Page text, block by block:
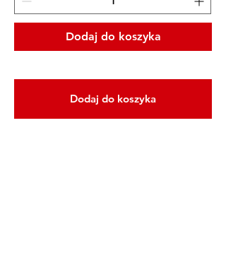
Dodaj do koszyka
Dodaj do koszyka